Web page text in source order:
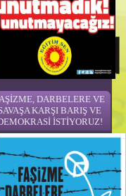
DARBELERE VE
KARŞI BARIŞ VE
İSTİYORUZ!